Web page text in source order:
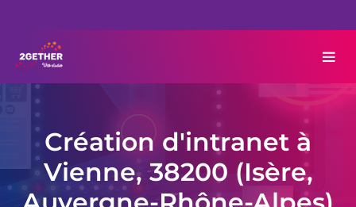
Création d'intranet à
Vienne, 38200 (Isère,